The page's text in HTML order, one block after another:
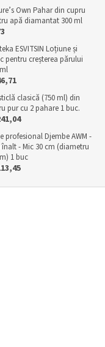
Own Pahar din cupru
apă diamantat 300 ml
ESVITSIN Loțiune și
pentru creșterea părului
clasică (750 ml) din
pur cu 2 pahare 1 buc.
profesional Djembe AWM -
- Mic 30 cm (diametru
1 buc